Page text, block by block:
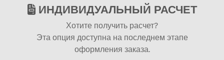
ИНДИВИДУАЛЬНЫЙ РАСЧЕТ
Хотите получить расчет?
Эта опция доступна на последнем этапе
оформления заказа.